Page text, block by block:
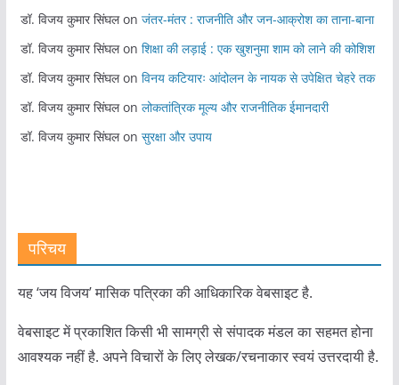
डॉ. विजय कुमार सिंघलon जंतर-मंतर : राजनीति और जन-आक्रोश का ताना-बाना
डॉ. विजय कुमार सिंघलon शिक्षा की लड़ाई : एक खुशनुमा शाम को लाने की कोशिश
डॉ. विजय कुमार सिंघलon विनय कटियारः आंदोलन के नायक से उपेक्षित चेहरे तक
डॉ. विजय कुमार सिंघलon लोकतांत्रिक मूल्य और राजनीतिक ईमानदारी
डॉ. विजय कुमार सिंघलon सुरक्षा और उपाय
परिचय
यह ‘जय विजय’ मासिक पत्रिका की आधिकारिक वेबसाइट है.
वेबसाइट में प्रकाशित किसी भी सामग्री से संपादक मंडल का सहमत होना
आवश्यक नहीं है. अपने विचारों के लिए लेखक/रचनाकार स्वयं उत्तरदायी है.